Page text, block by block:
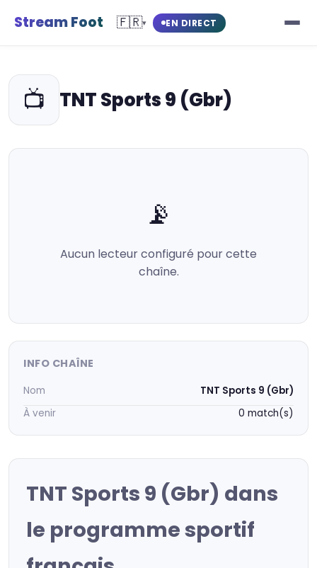
Stream Foot 🇫🇷▾ EN DIRECT
📺 TNT Sports 9 (Gbr)
📡
Aucun lecteur configuré pour cette
chaîne.
INFO CHAÎNE
Nom
TNT Sports 9 (Gbr)
À venir
0 match(s)
TNT Sports 9 (Gbr) dans
le programme sportif